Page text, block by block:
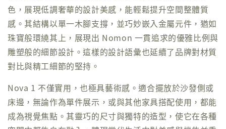
色，展現低調奢華的設計美感，能輕鬆提升空間整體質
感。其結構以單一木腳支撐，並巧妙嵌入金屬元件，猶如
珠寶般環繞其上，展現出 Nomon 一貫追求的優雅比例與
雕塑般的細節設計。這樣的設計語彙也延續了品牌對材質
對比與精工細節的堅持。
Nova 1 不僅實用，也極具藝術感。適合擺放於沙發側或
床邊，無論作為單件展示，或與其他家具搭配使用，都能
成為視覺焦點。其靈巧的尺寸與獨特的造型，使它在各種